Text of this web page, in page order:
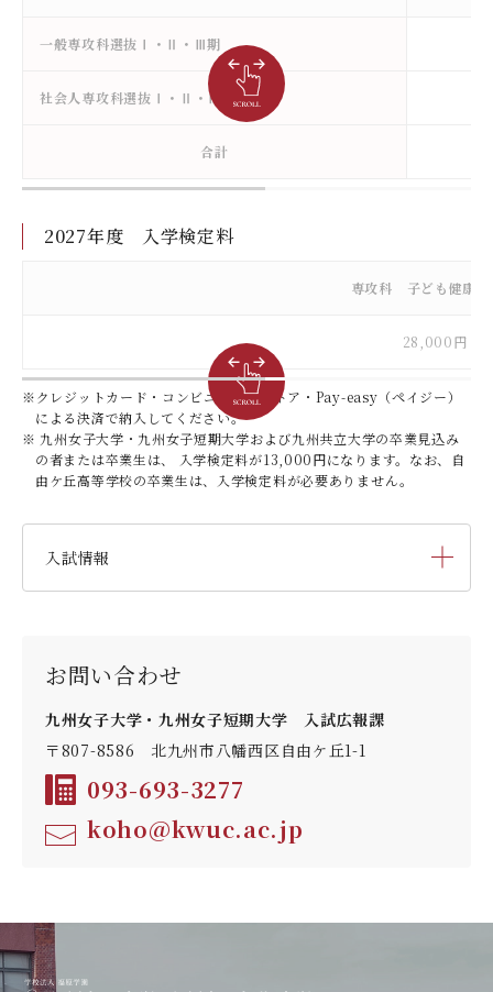
一般専攻科選抜Ⅰ・Ⅱ・Ⅲ期
社会人専攻科選抜Ⅰ・Ⅱ・Ⅲ期
合計
2027年度 入学検定料
専攻科 子ども健康学
28,000円
※クレジットカード・コンビニエンスストア・Pay-easy（ペイジー）
による決済で納入してください。
※ 九州女子大学・九州女子短期大学および九州共立大学の卒業見込み
の者または卒業生は、 入学検定料が13,000円になります。なお、自
由ケ丘高等学校の卒業生は、入学検定料が必要ありません。
入試情報
入試日程・科目
出願方法
デジタルパンフレット
入学試験問題
お問い合わせ
九州女子大学・九州女子短期大学 入試広報課
〒807-8586 北九州市八幡西区自由ケ丘1-1
093-693-3277
koho@kwuc.ac.jp